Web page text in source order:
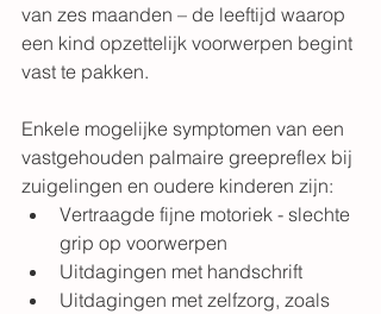
van zes maanden – de leeftijd waarop
een kind opzettelijk voorwerpen begint
vast te pakken.
Enkele mogelijke symptomen van een
vastgehouden palmaire greepreflex bij
zuigelingen en oudere kinderen zijn:
Vertraagde fijne motoriek - slechte
grip op voorwerpen
Uitdagingen met handschrift
Uitdagingen met zelfzorg, zoals